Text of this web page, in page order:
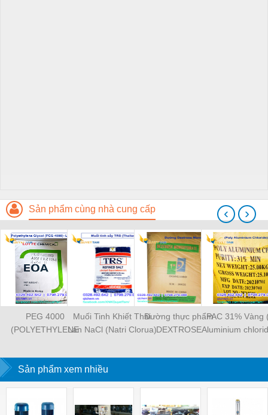
Sản phẩm cùng nhà cung cấp
PEG 4000
(POLYETHYLENE
25kg/bao – Korea
Muối Tinh Khiết Thái
Lan NaCl (Natri Clorua)
Đường thực phẩm
DEXTROSE
DONG XIAO 25kg/bao
PAC 31% Vàng
Aluminium
‹ ›
Sản phẩm xem nhiều